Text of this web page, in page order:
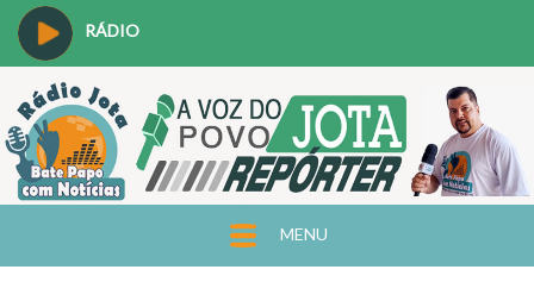
RÁDIO
MENU